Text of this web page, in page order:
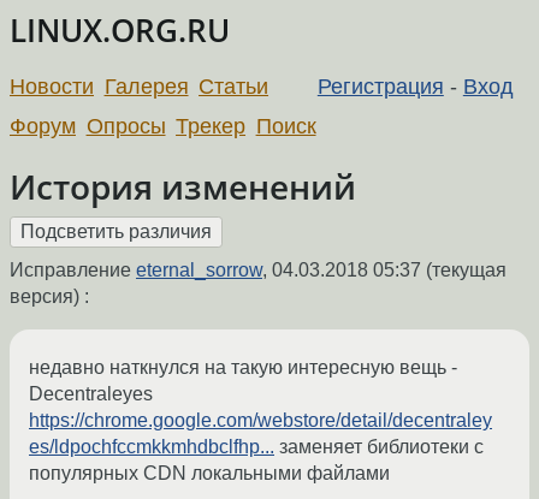
LINUX.ORG.RU
Регистрация - Вход
Новости Галерея Статьи
Форум Опросы Трекер Поиск
История изменений
Исправление eternal_sorrow, 04.03.2018 05:37 (текущая
версия) :
недавно наткнулся на такую интересную вещь -
Decentraleyes
https://chrome.google.com/webstore/detail/decentraley
es/ldpochfccmkkmhdbclfhp... заменяет библиотеки с
популярных CDN локальными файлами